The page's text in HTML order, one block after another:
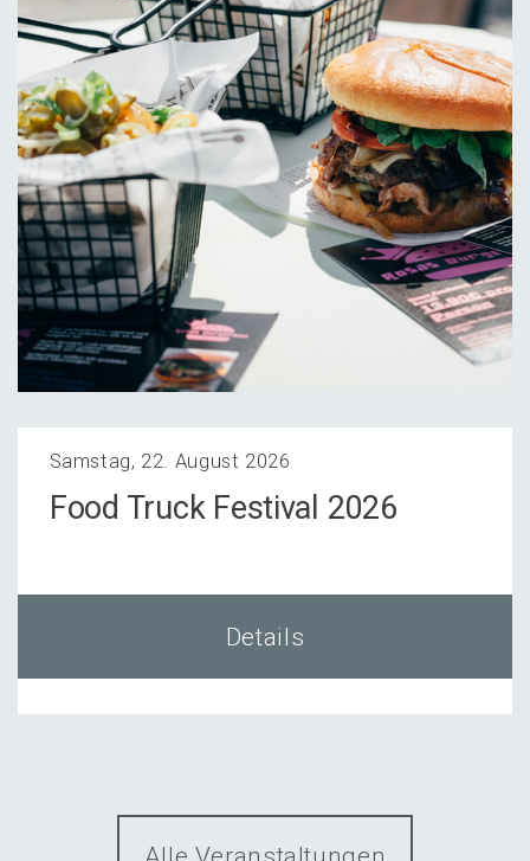
Samstag, 22. August 2026
Food Truck Festi­val 2026
Details